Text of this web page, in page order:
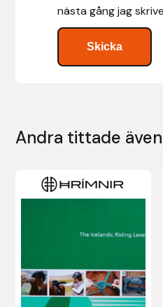
nästa gång jag
Andra tittade
Karlslund
Klisterdekaler.se
Ky Rotary Bit